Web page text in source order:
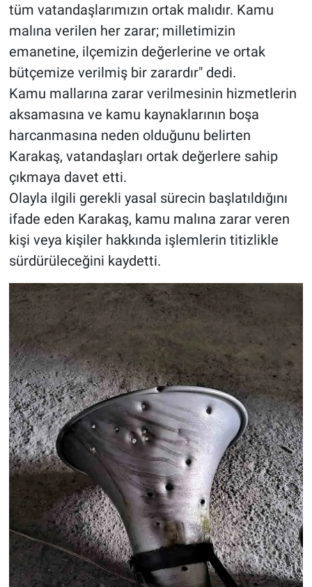
tüm vatandaşlarımızın ortak malıdır. Kamu
malına verilen her zarar; milletimizin
emanetine, ilçemizin değerlerine ve ortak
bütçemize verilmiş bir zarardır" dedi.
Kamu mallarına zarar verilmesinin hizmetlerin
aksamasına ve kamu kaynaklarının boşa
harcanmasına neden olduğunu belirten
Karakaş, vatandaşları ortak değerlere sahip
çıkmaya davet etti.
Olayla ilgili gerekli yasal sürecin başlatıldığını
ifade eden Karakaş, kamu malına zarar veren
kişi veya kişiler hakkında işlemlerin titizlikle
sürdürüleceğini kaydetti.